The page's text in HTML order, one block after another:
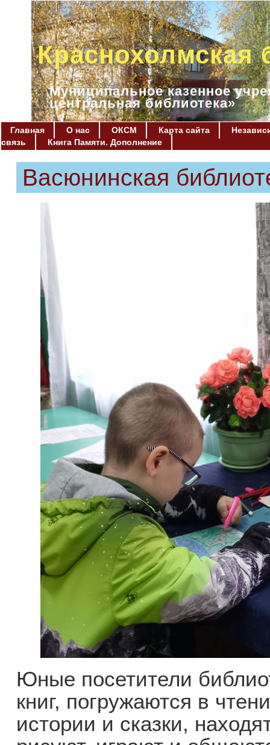
Краснохолмская
Муниципальное казенное
центральная библиотека»
Главная О нас ОКСМ Карта сайта
связь
Книга Памяти. Дополнение
Васюнинская
Юные посетители
книг, погружаются в
истории и сказки,